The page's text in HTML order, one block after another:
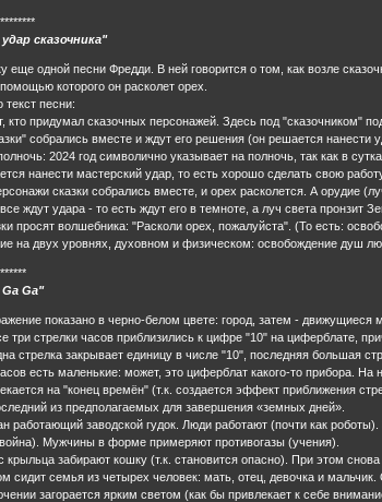
сказочника"
одной песни Фредди. В ней говорится о том, как возле
которого он расколет орех.
песни:
кто придумал сказочных персонажей. Здесь под "сказочником"
собрались вместе и ждут его решения (он решается нанести
2024 год символично указывает на полночь, так как в
нанести мастерский удар, то есть хорошо сделать свою
сказки собрались вместе, и орех расколется. А орудие
ждут удара - то есть ждут его в темноте, а луч света пронзит
просят волшебника: "Расколи орех, пожалуйста". (То есть:
на двух уровнях, духовном и физическом: освобождение душ
Ga"
показано в черно-белом цвете: город, затем -
три стрелки часов приблизились к цифре "10" на циферблате,
стрелка закрывает единицу в числе "10", последняя большая
есть маленькие: может, это циферблат какого-то прибора.
на "конец времён" (т.к. создается эффект приближения
из предполагаемых для завершения «земных дней».
работающий заводской гудок. Люди работают (почти как роботы).
Мужчины в форме примеряют противогазы (учения).
забирают кошку (т.к. становится опасно). При этом
сидит семья из четырех человек: мать, отец, девочка и
загорается ярким светом (как бы привлекает к себе